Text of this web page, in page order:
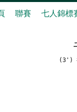
聯賽 七人錦標
(3')